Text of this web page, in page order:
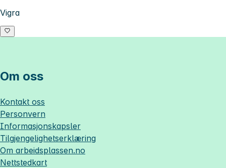
Vigra
Om oss
Kontakt oss
Personvern
Informasjonskapsler
Tilgjengelighetserklæring
Om arbeidsplassen.no
Nettstedkart